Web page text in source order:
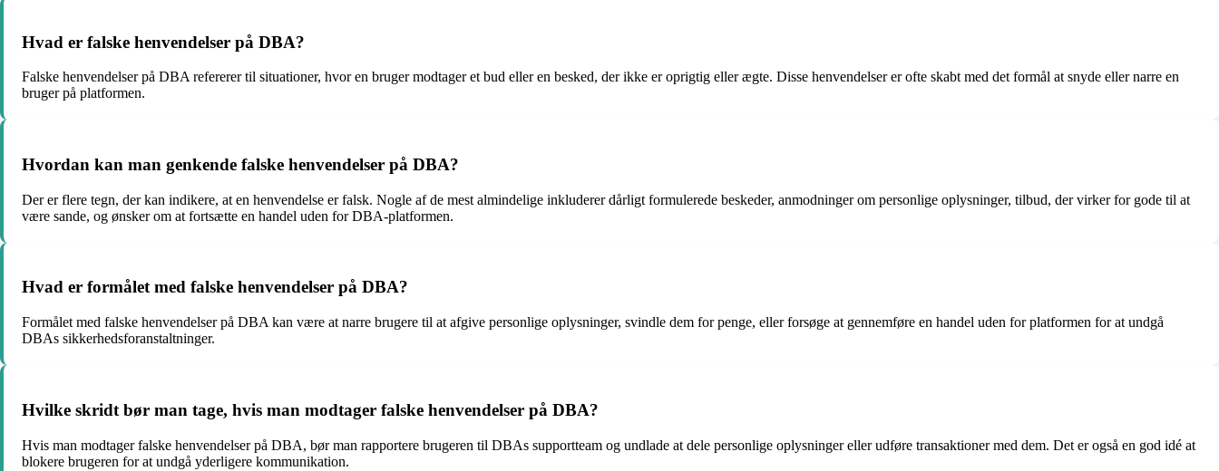
Hvad er falske henvendelser på DBA?
Falske henvendelser på DBA refererer til situationer, hvor en bruger modtager et bud eller en besked, der ikke er oprigtig eller ægte. Disse henvendelser er ofte skabt med det formål at snyde eller narre en
bruger på platformen.
Hvordan kan man genkende falske henvendelser på DBA?
Der er flere tegn, der kan indikere, at en henvendelse er falsk. Nogle af de mest almindelige inkluderer dårligt formulerede beskeder, anmodninger om personlige oplysninger, tilbud, der virker for gode til at
være sande, og ønsker om at fortsætte en handel uden for DBA-platformen.
Hvad er formålet med falske henvendelser på DBA?
Formålet med falske henvendelser på DBA kan være at narre brugere til at afgive personlige oplysninger, svindle dem for penge, eller forsøge at gennemføre en handel uden for platformen for at undgå
DBAs sikkerhedsforanstaltninger.
Hvilke skridt bør man tage, hvis man modtager falske henvendelser på DBA?
Hvis man modtager falske henvendelser på DBA, bør man rapportere brugeren til DBAs supportteam og undlade at dele personlige oplysninger eller udføre transaktioner med dem. Det er også en god idé at
blokere brugeren for at undgå yderligere kommunikation.